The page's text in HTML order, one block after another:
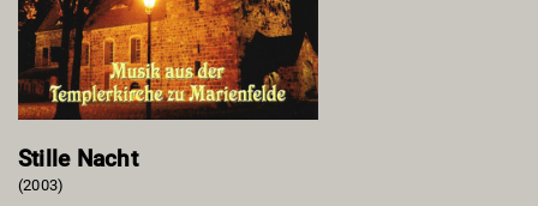
Stille Nacht
(2003)